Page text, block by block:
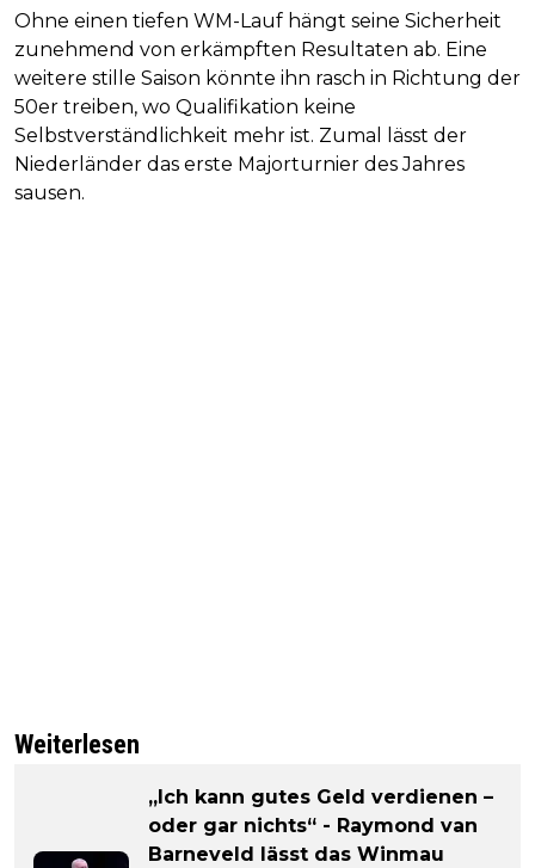
Ohne einen tiefen WM-Lauf hängt seine Sicherheit
zunehmend von erkämpften Resultaten ab. Eine
weitere stille Saison könnte ihn rasch in Richtung der
50er treiben, wo Qualifikation keine
Selbstverständlichkeit mehr ist. Zumal lässt der
Niederländer das erste Majorturnier des Jahres
sausen.
Weiterlesen
„Ich kann gutes Geld verdienen –
oder gar nichts“ - Raymond van
Barneveld lässt das Winmau